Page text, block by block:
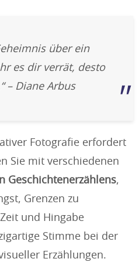
über ein
es dir verrät, desto
– Diane Arbus
Fotografie erfordert
Sie mit verschiedenen
Geschichtenerzählens,
Grenzen zu
und Hingabe
Stimme bei der
Erzählungen.